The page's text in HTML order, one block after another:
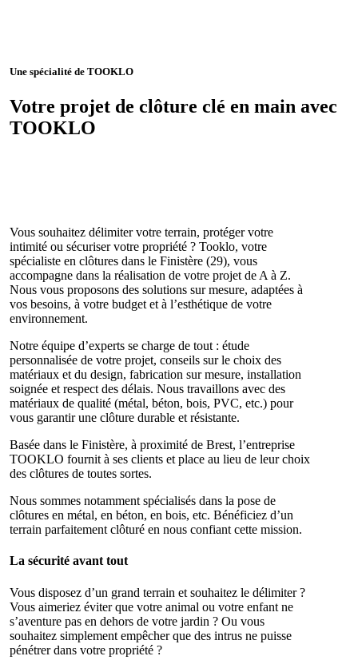
Une spécialité de TOOKLO
Votre projet de clôture clé en main avec
TOOKLO
Vous souhaitez délimiter votre terrain, protéger votre
intimité ou sécuriser votre propriété ? Tooklo, votre
spécialiste en clôtures dans le Finistère (29), vous
accompagne dans la réalisation de votre projet de A à Z.
Nous vous proposons des solutions sur mesure, adaptées à
vos besoins, à votre budget et à l’esthétique de votre
environnement.
Notre équipe d’experts se charge de tout : étude
personnalisée de votre projet, conseils sur le choix des
matériaux et du design, fabrication sur mesure, installation
soignée et respect des délais. Nous travaillons avec des
matériaux de qualité (métal, béton, bois, PVC, etc.) pour
vous garantir une clôture durable et résistante.
Basée dans le Finistère, à proximité de Brest, l’entreprise
TOOKLO fournit à ses clients et place au lieu de leur choix
des clôtures de toutes sortes.
Nous sommes notamment spécialisés dans la pose de
clôtures en métal, en béton, en bois, etc. Bénéficiez d’un
terrain parfaitement clôturé en nous confiant cette mission.
La sécurité avant tout
Vous disposez d’un grand terrain et souhaitez le délimiter ?
Vous aimeriez éviter que votre animal ou votre enfant ne
s’aventure pas en dehors de votre jardin ? Ou vous
souhaitez simplement empêcher que des intrus ne puisse
pénétrer dans votre propriété ?